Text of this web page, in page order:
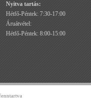
Nyitva tartás:
Hétfő-Péntek: 7:30-17:00
Áruátvétel:
Hétfő-Péntek: 8:00-15:00